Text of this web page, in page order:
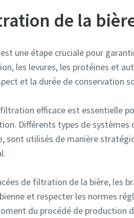
de la
une étape cruciale pour
les levures, les protéines et
et la durée de conservation
efficace est essentielle
Différents types de
utilisés de manière
de filtration de la bière, les
et respecter les normes
du procédé de production
cette demande, vous
dans notre politique de
lu et j'accepte la politique de
Robot
cette demande, vous
dans notre politique de
lu et j'accepte la politique de
Robot